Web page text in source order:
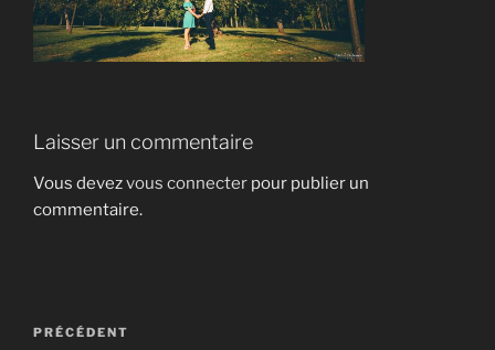
Laisser un commentaire
Vous devezvous connecter pour publier un
commentaire.
Navigation
Article
PRÉCÉDENT